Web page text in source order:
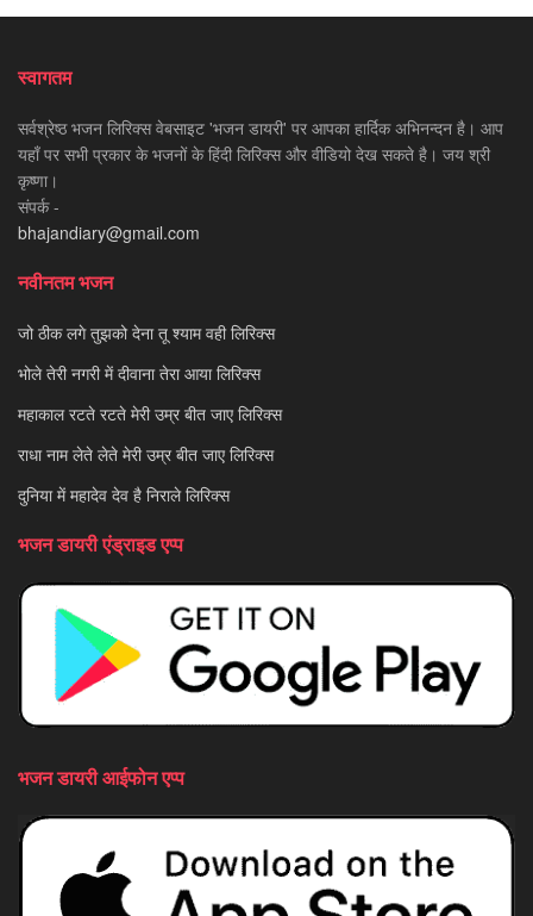
स्वागतम
सर्वश्रेष्ठ भजन लिरिक्स वेबसाइट 'भजन डायरी' पर आपका हार्दिक अभिनन्दन है। आप
यहाँ पर सभी प्रकार के भजनों के हिंदी लिरिक्स और वीडियो देख सकते है। जय श्री
कृष्णा।
संपर्क -
bhajandiary@gmail.com
नवीनतम भजन
जो ठीक लगे तुझको देना तू श्याम वही लिरिक्स
भोले तेरी नगरी में दीवाना तेरा आया लिरिक्स
महाकाल रटते रटते मेरी उम्र बीत जाए लिरिक्स
राधा नाम लेते लेते मेरी उम्र बीत जाए लिरिक्स
दुनिया में महादेव देव है निराले लिरिक्स
भजन डायरी एंड्राइड एप्प
भजन डायरी आईफोन एप्प